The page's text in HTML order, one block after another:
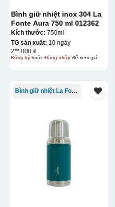
Nhược điểm
Không thể tẩy xoá
về tẩy xoá
Khó khăn trong việc
in 1 số màu: Màu
Màu tím
Khó khăn trong việc
in chuyển màu (dễ
Bình giữ nhiệt inox 304 La
Fonte Aura 750 ml 012362
Kích thước: 750ml
TG sản xuất: 10 ngày
2**.000 ₫
Đăng kýhoặc Đăng nhậpđể xem giá
Bình giữ nhiệt La Fonte